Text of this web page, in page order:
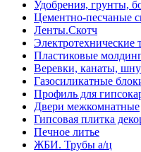
Удобрения, грунты,
Цементно-песчаные
Ленты.Скотч
Электротехнические
Пластиковые
Веревки, канаты,
Газосиликатные
Профиль для
Двери межкомнатные
Гипсовая плитка
Печное литье
ЖБИ. Трубы а/ц